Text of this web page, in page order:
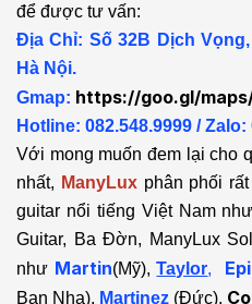
để được tư vấn:
Địa Chỉ: Số 32B Dịch
Hà Nội.
Gmap: https://goo.gl/
Hotline: 082.548.9999 / Zalo:
Với mong muốn đem lại cho
nhất, ManyLux phân phối
guitar nổi tiếng Việt Nam
Guitar, Ba Đờn, ManyLux
như Martin(Mỹ),Taylor,
Ban Nha), Martinez (Đức),